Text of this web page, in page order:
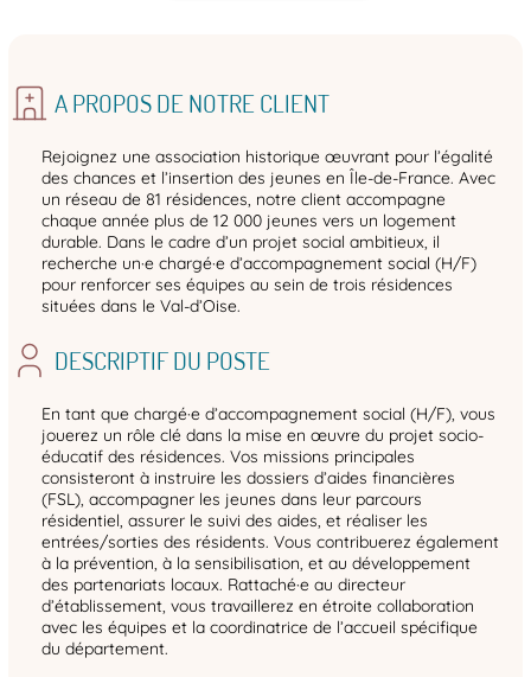
A PROPOS DE NOTRE CLIENT
Rejoignez une association historique œuvrant pour l’égalité
des chances et l’insertion des jeunes en Île-de-France. Avec
un réseau de 81 résidences, notre client accompagne
chaque année plus de 12 000 jeunes vers un logement
durable. Dans le cadre d’un projet social ambitieux, il
recherche un·e chargé·e d’accompagnement social (H/F)
pour renforcer ses équipes au sein de trois résidences
situées dans le Val-d’Oise.
DESCRIPTIF DU POSTE
En tant que chargé·e d’accompagnement social (H/F), vous
jouerez un rôle clé dans la mise en œuvre du projet socio-
éducatif des résidences. Vos missions principales
consisteront à instruire les dossiers d’aides financières
(FSL), accompagner les jeunes dans leur parcours
résidentiel, assurer le suivi des aides, et réaliser les
entrées/sorties des résidents. Vous contribuerez également
à la prévention, à la sensibilisation, et au développement
des partenariats locaux. Rattaché·e au directeur
d’établissement, vous travaillerez en étroite collaboration
avec les équipes et la coordinatrice de l’accueil spécifique
du département.